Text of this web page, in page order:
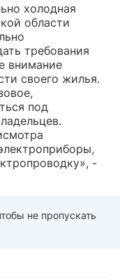
холодная
области
требования
внимание
своего жилья.
под
-
не пропускать